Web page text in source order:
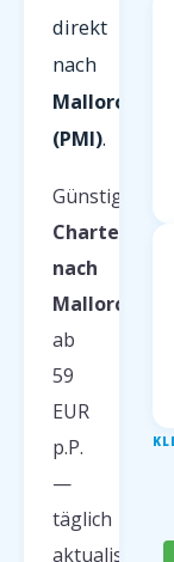
direkt
nach
Mallorca
(PMI).
Günstige
Charterflüge
nach
Mallorca
ab
59
EUR
p.P.
—
täglich
aktualisiert